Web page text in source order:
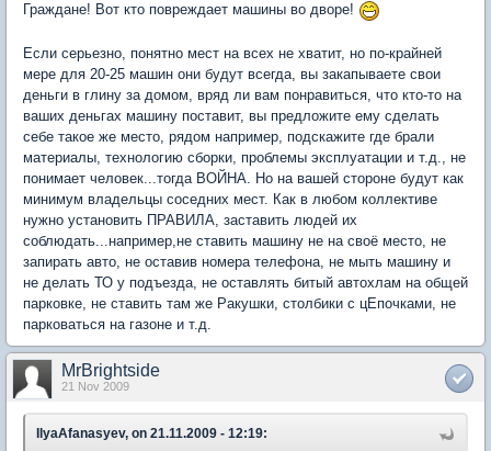
Граждане! Вот кто повреждает машины во дворе!
Если серьезно, понятно мест на всех не хватит, но по-крайней
мере для 20-25 машин они будут всегда, вы закапываете свои
деньги в глину за домом, вряд ли вам понравиться, что кто-то на
ваших деньгах машину поставит, вы предложите ему сделать
себе такое же место, рядом например, подскажите где брали
материалы, технологию сборки, проблемы эксплуатации и т.д., не
понимает человек...тогда ВОЙНА. Но на вашей стороне будут как
минимум владельцы соседних мест. Как в любом коллективе
нужно установить ПРАВИЛА, заставить людей их
соблюдать...например,не ставить машину не на своё место, не
запирать авто, не оставив номера телефона, не мыть машину и
не делать ТО у подъезда, не оставлять битый автохлам на общей
парковке, не ставить там же Ракушки, столбики с цЕпочками, не
парковаться на газоне и т.д.
MrBrightside
21 Nov 2009
IlyaAfanasyev, on 21.11.2009 - 12:19: